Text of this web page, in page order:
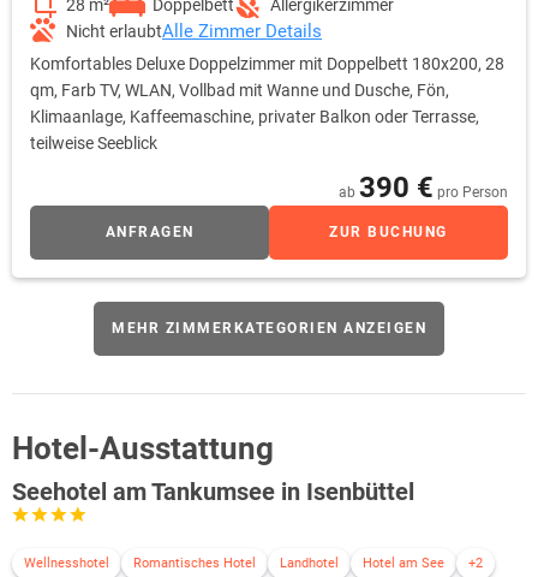
28 m² Doppelbett
Allergikerzimmer
Nicht erlaubtAlle Zimmer Details
Komfortables Deluxe Doppelzimmer mit Doppelbett 180x200, 28
qm, Farb TV, WLAN, Vollbad mit Wanne und Dusche, Fön,
Klimaanlage, Kaffeemaschine, privater Balkon oder Terrasse,
teilweise Seeblick
ab 390 € pro Person
ANFRAGEN ZUR BUCHUNG
MEHR ZIMMERKATEGORIEN ANZEIGEN
Hotel-Ausstattung
Seehotel am Tankumsee in Isenbüttel
Wellnesshotel Romantisches Hotel Landhotel Hotel am See +2